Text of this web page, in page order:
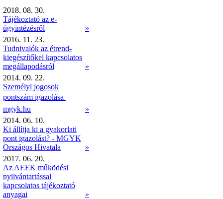
2018. 08. 30.
Tájékoztató az e-
ügyintézésről
»
2016. 11. 23.
Tudnivalók az étrend-
kiegészítőkel kapcsolatos
megállapodásról
»
2014. 09. 22.
Személyi jogosok
pontszám igazolása 
mgyk.hu
»
2014. 06. 10.
Ki állítja ki a gyakorlati
pont igazolást? - MGYK
Országos Hivatala
»
2017. 06. 20.
Az AEEK működési
nyilvántartással
kapcsolatos tájékoztató
anyagai
»